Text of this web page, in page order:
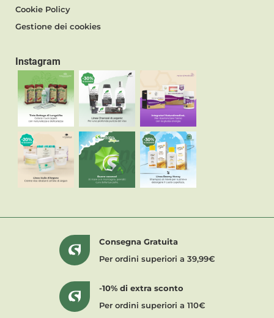
Cookie Policy
Gestione dei cookies
Instagram
Consegna Gratuita
Per ordini superiori a 39,99€
-10% di extra sconto
Per ordini superiori a 110€